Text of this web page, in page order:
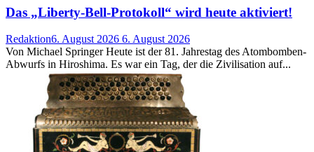
Das „Liberty-Bell-Protokoll“ wird heute aktiviert!
Redaktion6. August 2026 6. August 2026
Von Michael Springer Heute ist der 81. Jahrestag des Atombomben-
Abwurfs in Hiroshima. Es war ein Tag, der die Zivilisation auf...